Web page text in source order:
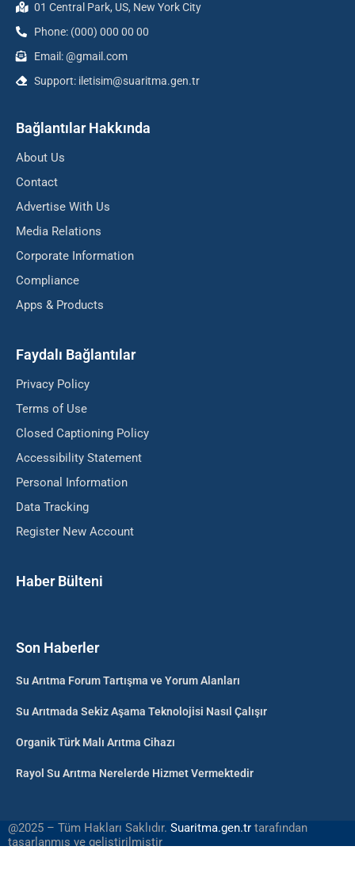
01 Central Park, US, New York City
Phone: (000) 000 00 00
Email: @gmail.com
Support: iletisim@suaritma.gen.tr
Bağlantılar Hakkında
About Us
Contact
Advertise With Us
Media Relations
Corporate Information
Compliance
Apps & Products
Faydalı Bağlantılar
Privacy Policy
Terms of Use
Closed Captioning Policy
Accessibility Statement
Personal Information
Data Tracking
Register New Account
Haber Bülteni
Son Haberler
Su Arıtma Forum Tartışma ve Yorum Alanları
Su Arıtmada Sekiz Aşama Teknolojisi Nasıl Çalışır
Organik Türk Malı Arıtma Cihazı
Rayol Su Arıtma Nerelerde Hizmet Vermektedir
@2025 – Tüm Hakları Saklıdır. Suaritma.gen.tr tarafından
tasarlanmış ve geliştirilmiştir